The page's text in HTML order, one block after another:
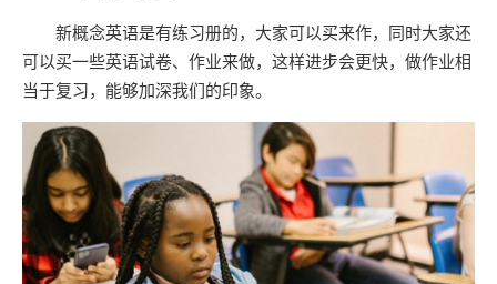
新概念英语是有练习册的，大家可以买来作，同时大家还
可以买一些英语试卷、作业来做，这样进步会更快，做作业相
当于复习，能够加深我们的印象。